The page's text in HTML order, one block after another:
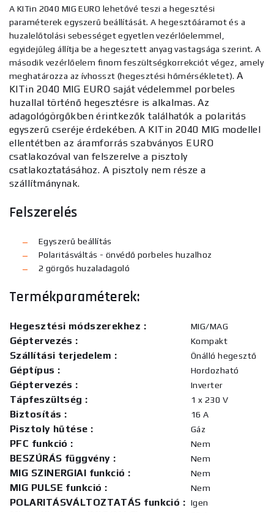
A KITin 2040 MIG EURO lehetővé teszi a hegesztési
paraméterek egyszerű beállítását. A hegesztőáramot és a
huzalelőtolási sebességet egyetlen vezérlőelemmel,
egyidejűleg állítja be a hegesztett anyag vastagsága szerint. A
második vezérlőelem finom feszültségkorrekciót végez, amely
meghatározza az ívhosszt (hegesztési hőmérsékletet).A
KITin 2040 MIG EURO saját védelemmel porbeles
huzallal történő hegesztésre is alkalmas. Az
adagológörgőkben érintkezők találhatók a polaritás
egyszerű cseréje érdekében. A KITin 2040 MIG modellel
ellentétben az áramforrás szabványos EURO
csatlakozóval van felszerelve a pisztoly
csatlakoztatásához. A pisztoly nem része a
szállítmánynak.
Felszerelés
Egyszerű beállítás
Polaritásváltás - önvédő porbeles huzalhoz
2 görgős huzaladagoló
Termékparaméterek:
Hegesztési módszerekhez : MIG/MAG
Géptervezés : Kompakt
Szállítási terjedelem : Önálló hegesztő
Géptípus : Hordozható
Géptervezés : Inverter
Tápfeszültség : 1 x 230 V
Biztosítás : 16 A
Pisztoly hűtése : Gáz
PFC funkció : Nem
BESZÚRÁS függvény : Nem
MIG SZINERGIAI funkció : Nem
MIG PULSE funkció : Nem
POLARITÁSVÁLTOZTATÁS funkció : Igen